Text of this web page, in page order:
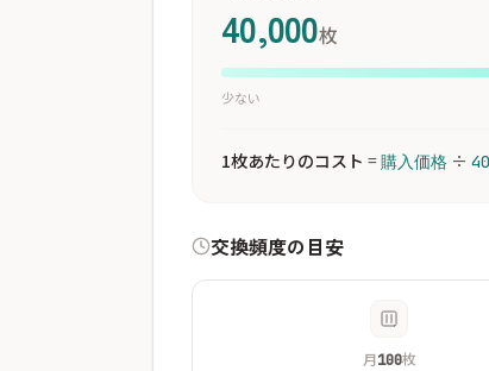
40,000枚
少ない
1枚あたりのコスト =購入価格 ÷
交換頻度の目安
月100枚